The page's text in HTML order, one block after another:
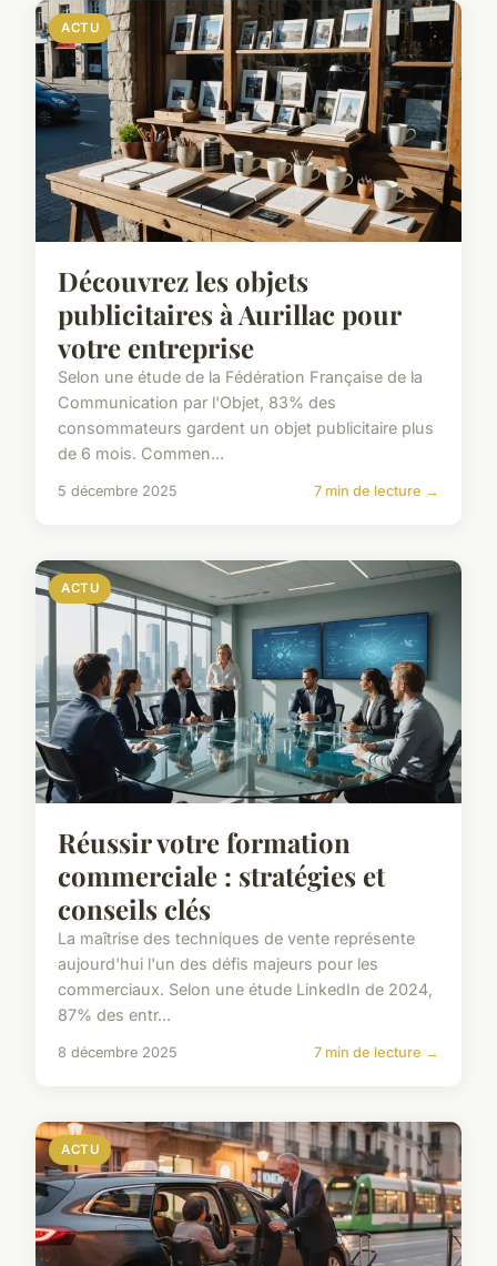
ACTU
Découvrez les objets
publicitaires à Aurillac pour
votre entreprise
Selon une étude de la Fédération Française de la
Communication par l'Objet, 83% des
consommateurs gardent un objet publicitaire plus
de 6 mois. Commen...
5 décembre 2025 7 min de lecture →
ACTU
Réussir votre formation
commerciale : stratégies et
conseils clés
La maîtrise des techniques de vente représente
aujourd'hui l'un des défis majeurs pour les
commerciaux. Selon une étude LinkedIn de 2024,
87% des entr...
8 décembre 2025 7 min de lecture →
ACTU